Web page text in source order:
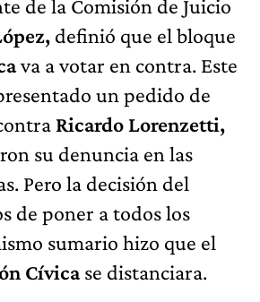
de la Comisión de Juicio
definió que el bloque
va a votar en contra. Este
un pedido de
Ricardo Lorenzetti,
su denuncia en las
Pero la decisión del
de poner a todos los
sumario hizo que el
Cívicase distanciara.